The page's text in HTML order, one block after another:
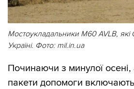
Мостоукладальники M60 AVLB,
Україні. Фото: mil.in.ua
Починаючи з минулої осені,
пакети допомоги